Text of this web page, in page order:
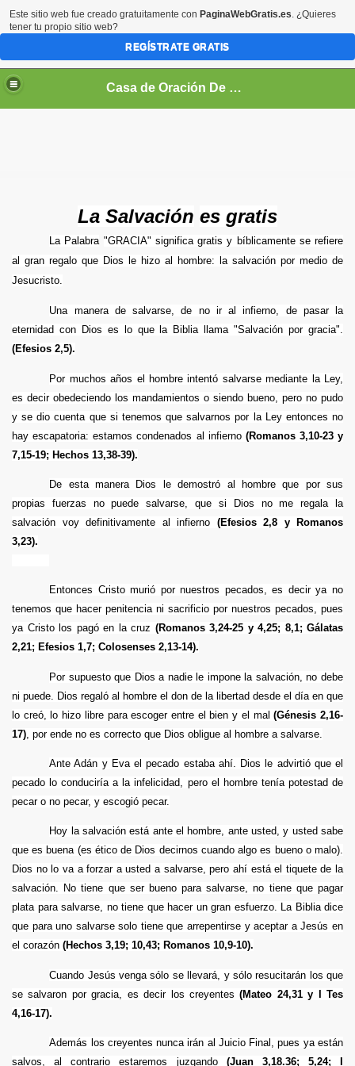
Casa de Oración De Daniel Flores Perez Zeledon Costa Rica
La Salvación es gratis
La Palabra "GRACIA" significa gratis y bíblicamente se refiere
al gran regalo que Dios le hizo al hombre: la salvación por medio de
Jesucristo.
Una manera de salvarse, de no ir al infierno, de pasar la
eternidad con Dios es lo que la Biblia llama "Salvación por gracia".
(Efesios 2,5).
Por muchos años el hombre intentó salvarse mediante la Ley,
es decir obedeciendo los mandamientos o siendo bueno, pero no pudo
y se dio cuenta que si tenemos que salvarnos por la Ley entonces no
hay escapatoria: estamos condenados al infierno (Romanos 3,10-23 y
7,15-19; Hechos 13,38-39).
De esta manera Dios le demostró al hombre que por sus
propias fuerzas no puede salvarse, que si Dios no me regala la
salvación voy definitivamente al infierno (Efesios 2,8 y Romanos
3,23).
Entonces Cristo murió por nuestros pecados, es decir ya no
tenemos que hacer penitencia ni sacrificio por nuestros pecados, pues
ya Cristo los pagó en la cruz (Romanos 3,24-25 y 4,25; 8,1; Gálatas
2,21; Efesios 1,7; Colosenses 2,13-14).
Por supuesto que Dios a nadie le impone la salvación, no debe
ni puede. Dios regaló al hombre el don de la libertad desde el día en que
lo creó, lo hizo libre para escoger entre el bien y el mal(Génesis 2,16-
17) , por ende no es correcto que Dios obligue al hombre a salvarse.
Ante Adán y Eva el pecado estaba ahí. Dios le advirtió que el
pecado lo conduciría a la infelicidad, pero el hombre tenía potestad de
pecar o no pecar, y escogió pecar.
Hoy la salvación está ante el hombre, ante usted, y usted sabe
que es buena (es ético de Dios decirnos cuando algo es bueno o malo).
Dios no lo va a forzar a usted a salvarse, pero ahí está el tiquete de la
salvación. No tiene que ser bueno para salvarse, no tiene que pagar
plata para salvarse, no tiene que hacer un gran esfuerzo. La Biblia dice
que para uno salvarse solo tiene que arrepentirse y aceptar a Jesús en
el corazón (Hechos 3,19; 10,43; Romanos 10,9-10).
Cuando Jesús venga sólo se llevará, y sólo resucitarán los que
se salvaron por gracia, es decir los creyentes(Mateo 24,31 y I Tes
4,16-17).
Además los creyentes nunca irán al Juicio Final, pues ya están
salvos, al contrario estaremos juzgando (Juan 3,18.36; 5,24; I
Este sitio web fue creado gratuitamente con PaginaWebGratis.es. ¿Quieres
tener tu propio sitio web?
REGÍSTRATE GRATIS